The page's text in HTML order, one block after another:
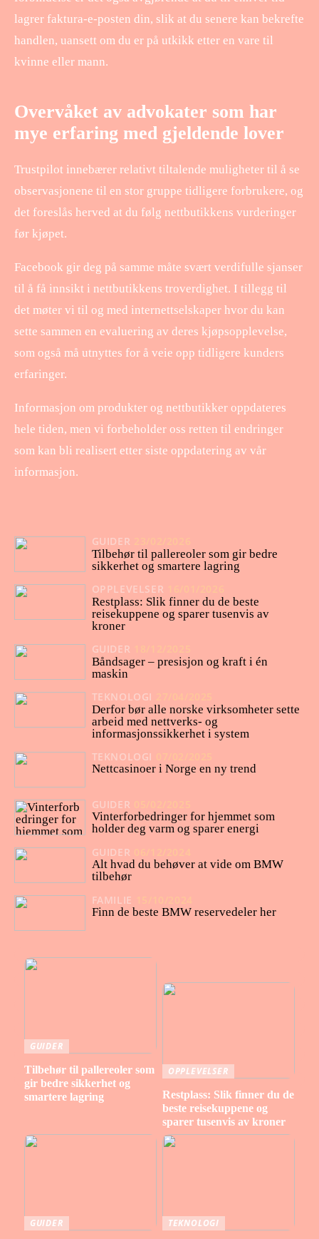
lagrer faktura-e-posten din, slik at du senere kan bekrefte
handlen, uansett om du er på utkikk etter en vare til
kvinne eller mann.
Overvåket av advokater som har
mye erfaring med gjeldende lover
Trustpilot innebærer relativt tiltalende muligheter til å se
observasjonene til en stor gruppe tidligere forbrukere, og
det foreslås herved at du følg nettbutikkens vurderinger
før kjøpet.
Facebook gir deg på samme måte svært verdifulle sjanser
til å få innsikt i nettbutikkens troverdighet. I tillegg til
det møter vi til og med internettselskaper hvor du kan
sette sammen en evaluering av deres kjøpsopplevelse,
som også må utnyttes for å veie opp tidligere kunders
erfaringer.
Informasjon om produkter og nettbutikker oppdateres
hele tiden, men vi forbeholder oss retten til endringer
som kan bli realisert etter siste oppdatering av vår
informasjon.
GUIDER
Tilbehør til pallereoler som gir bedre
sikkerhet og smartere lagring
OPPLEVELSER
Restplass: Slik finner du de beste
reisekuppene og sparer tusenvis av
kroner
GUIDER
Båndsager – presisjon og kraft i én
maskin
TEKNOLOGI
Derfor bør alle norske virksomheter sette
arbeid med nettverks- og
informasjonssikkerhet i system
TEKNOLOGI
Nettcasinoer i Norge en ny trend
GUIDER
Vinterforbedringer for hjemmet som
holder deg varm og sparer energi
GUIDER
Alt hvad du behøver at vide om BMW
tilbehør
FAMILIE
Finn de beste BMW reservedeler her
GUIDER
Tilbehør til pallereoler som
gir bedre sikkerhet og
smartere lagring
OPPLEVELSER
Restplass: Slik finner du de
beste reisekuppene og
sparer tusenvis av kroner
GUIDER
TEKNOLOGI